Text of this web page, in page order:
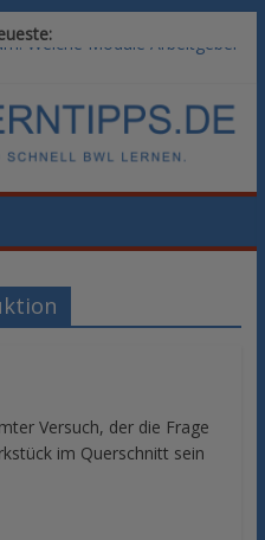
Welche Module Arbeitgeber
Weiterbildungswege
Digitale Tools für die
Controlling und
Blended Learning versus
Versuch, der die Frage
im Querschnitt sein